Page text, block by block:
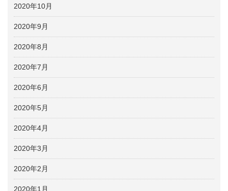
2020年10月
2020年9月
2020年8月
2020年7月
2020年6月
2020年5月
2020年4月
2020年3月
2020年2月
2020年1月